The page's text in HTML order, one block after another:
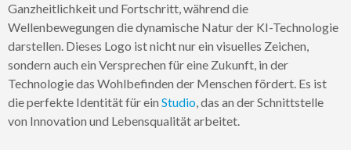
Ganzheitlichkeit und Fortschritt, während die
Wellenbewegungen die dynamische Natur der KI-Technologie
darstellen. Dieses Logo ist nicht nur ein visuelles Zeichen,
sondern auch ein Versprechen für eine Zukunft, in der
Technologie das Wohlbefinden der Menschen fördert. Es ist
die perfekte Identität für ein Studio, das an der Schnittstelle
von Innovation und Lebensqualität arbeitet.